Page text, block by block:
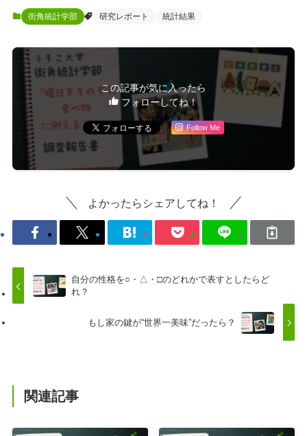
街角統計学部 研究レポート 統計結果
この記事が気に入ったら
フォローしてね！
Follow Me
よかったらシェアしてね！
自分の性格を○・△・□のどれかで表すとしたらど
れ？
もし家の鍵が“世界一美味”だったら？
関連記事